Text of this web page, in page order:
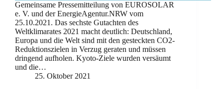
Gemeinsame Pressemitteilung von EUROSOLAR
e. V. und der EnergieAgentur.NRW vom
25.10.2021. Das sechste Gutachten des
Weltklimarates 2021 macht deutlich: Deutschland,
Europa und die Welt sind mit den gesteckten CO2-
Reduktionszielen in Verzug geraten und müssen
dringend aufholen. Kyoto-Ziele wurden versäumt
und die…
25. Oktober 2021